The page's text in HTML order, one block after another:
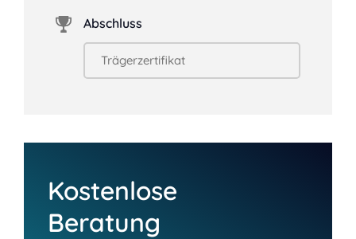
Abschluss
Kostenlose
Beratung